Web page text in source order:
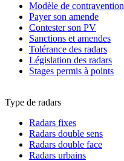
Modèle de contravention
Payer son amende
Contester son PV
Sanctions et amendes
Tolérance des radars
Législation des radars
Stages permis à points
Type de radars
Radars fixes
Radars double sens
Radars double face
Radars urbains